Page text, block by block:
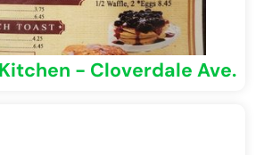
- Cloverdale Ave.